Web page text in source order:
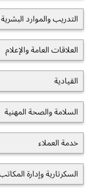
التدريب والموارد البشرية
العلاقات العامة والإعلام
القيادية
السلامة والصحة المهنية
خدمة العملاء
السكرتارية وإدارة